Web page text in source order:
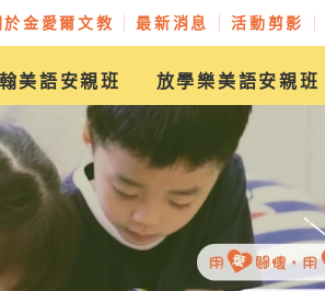
於金愛爾文教
辦學緣起
教學願景
創辦人的話
最新消息 活動剪影
美語安親班 放學樂美語安親班